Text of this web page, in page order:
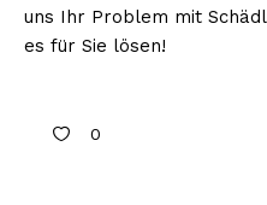
uns Ihr Problem mit
es für Sie lösen!
0